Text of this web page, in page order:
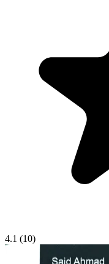
4.1 (10)